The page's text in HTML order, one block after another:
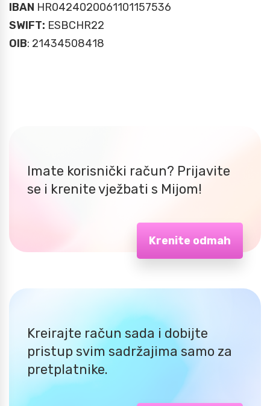
IBAN HR0424020061101157536
SWIFT: ESBCHR22
OIB: 21434508418
Imate korisnički račun? Prijavite
se i krenite vježbati s Mijom!
Krenite odmah
Kreirajte račun sada i dobijte
pristup svim sadržajima samo za
pretplatnike.